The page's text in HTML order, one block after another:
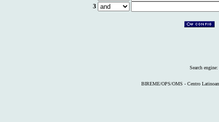
3
Search engine:
BIREME/OPS/OMS - Centro